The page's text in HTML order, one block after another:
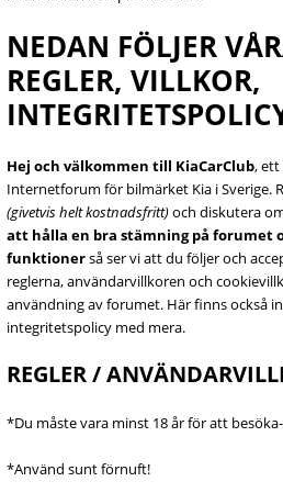
NEDAN FÖLJER
REGLER, VILLKOR,
Hej och välkommen till KiaCarClub, ett
Internetforum för bilmärket Kia i Sverige.
(givetvis helt kostnadsfritt)och diskutera
att hålla en bra stämning på forumet
funktionerså ser vi att du följer och
reglerna, användarvillkoren och
användning av forumet. Här finns också
integritetspolicy med mera.
REGLER /
*Du måste vara minst 18 år för att
*Använd sunt förnuft!